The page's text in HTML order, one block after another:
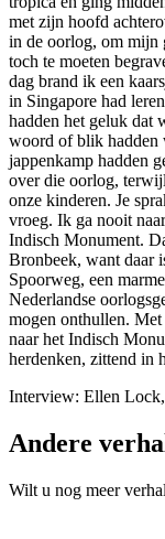
met zijn hoofd
in de oorlog, om mijn
toch te moeten
dag brand ik een
in Singapore had
hadden het geluk dat
woord of blik hadden
jappenkamp hadden
over die oorlog,
onze kinderen. Je
vroeg. Ik ga nooit
Indisch Monument.
Bronbeek, want daar
Spoorweg, een
Nederlandse
mogen onthullen.
naar het Indisch
herdenken, zittend in
Interview: Ellen
Andere
Wilt u nog meer